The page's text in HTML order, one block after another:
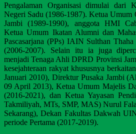
Pengalaman Organisasi dimulai dari
Negeri Sadu (1986-1987). Ketua
Jambi (1989-1990), anggota HMI
Ketua Umum Ikatan Alumni dan
Pascasarjana (PPs) IAIN Sulthan
(2006-2007). Selain itu ia juga
menjadi Tenaga Ahli DPRD Provinsi
kesejahteraan rakyat khususnya
Januari 2010), Direktur Pusaka Jambi
09 April 2013), Ketua Umum Majelis
(2016-2021), dan Ketua Yayasan
Takmiliyah, MTs, SMP, MAS) Nurul
Sekarang), Dekan Fakultas Dakwah
periode Pertama (2017-2019).